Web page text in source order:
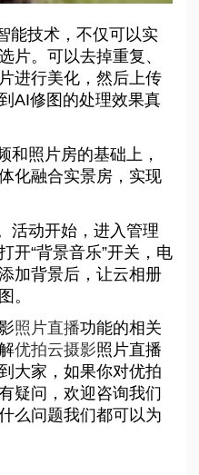
能技术，不仅可以实
片。可以去掉重复、
进行美化，然后上传
AI修图的处理效果真
和照片房的基础上，
化融合实景房，实现
活动开始，进入管理
开“背景音乐”开关，电
加背景后，让云相册
。
照片直播功能的相关
优拍云摄影照片直播
大家，如果你对优拍
疑问，欢迎咨询我们
么问题我们都可以为